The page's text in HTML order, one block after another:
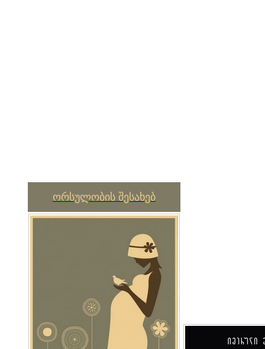
ორსულობის შესახებ